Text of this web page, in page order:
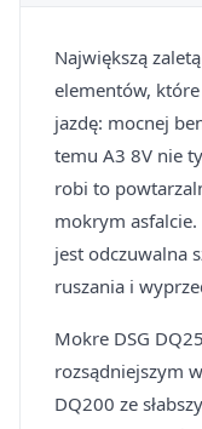
Największą
elementów,
jazdę: mocnej
temu A3 8V nie
robi to
mokrym asfalcie.
jest odczuwalna
ruszania i
Mokre DSG
rozsądniejszym
DQ200 ze